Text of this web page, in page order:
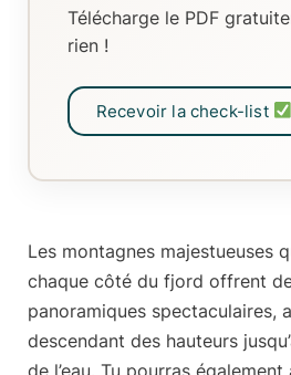
Télécharge le PDF
rien !
Recevoir la check-list
Les montagnes majestueuses
chaque côté du fjord offrent
panoramiques spectaculaires,
descendant des hauteurs